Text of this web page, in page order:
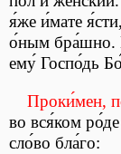
я́же и́мате
о́ным бра́шно.
ему́ Госпо́дь
Проки́мен,
во вся́ком
сло́во бла́го: